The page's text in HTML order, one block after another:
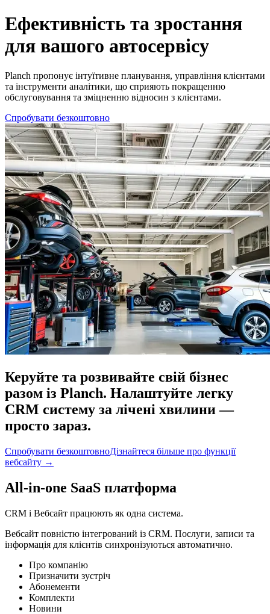
Професійне програмне рішення для автосервісів | З Planch до
Ефективність та зростання
для вашого автосервісу
Planch пропонує інтуїтивне планування, управління клієнтами
та інструменти аналітики, що сприяють покращенню
обслуговування та зміцненню відносин з клієнтами.
Спробувати безкоштовно
Керуйте та розвивайте свій бізнес
разом із Planch. Налаштуйте легку
CRM систему за лічені хвилини —
просто зараз.
Спробувати безкоштовноДізнайтеся більше про функції
вебсайту →
All-in-one SaaS платформа
CRM і Вебсайт працюють як одна система.
Вебсайт повністю інтегрований із CRM. Послуги, записи та
інформація для клієнтів синхронізуються автоматично.
Про компанію
Призначити зустріч
Абонементи
Комплекти
Новини